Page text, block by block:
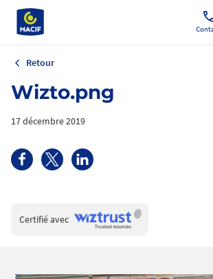
Retour
Wizto.png
17 décembre 2019
Certifié avecWiztrust
trusted